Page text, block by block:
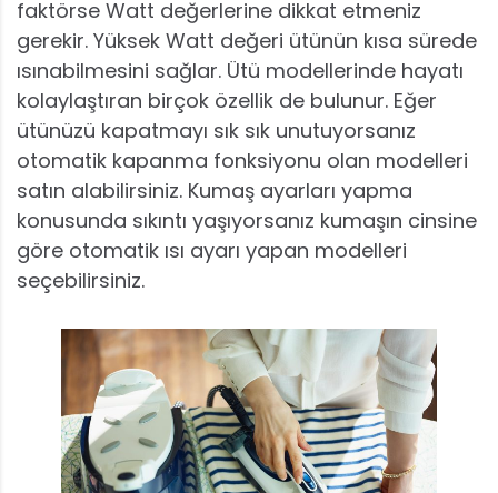
faktörse Watt değerlerine dikkat etmeniz
gerekir. Yüksek Watt değeri ütünün kısa sürede
ısınabilmesini sağlar. Ütü modellerinde hayatı
kolaylaştıran birçok özellik de bulunur. Eğer
ütünüzü kapatmayı sık sık unutuyorsanız
otomatik kapanma fonksiyonu olan modelleri
satın alabilirsiniz. Kumaş ayarları yapma
konusunda sıkıntı yaşıyorsanız kumaşın cinsine
göre otomatik ısı ayarı yapan modelleri
seçebilirsiniz.